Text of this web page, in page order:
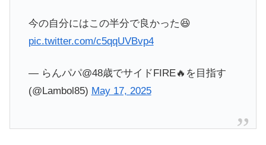
今の自分にはこの半分で良かった😆
pic.twitter.com/c5qqUVBvp4
— らんパパ@48歳でサイドFIRE🔥を目指す
(@Lambol85) May 17, 2025